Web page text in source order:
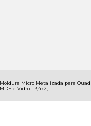
Moldura Micro Metalizada para
MDF e Vidro - 3,4x2,1